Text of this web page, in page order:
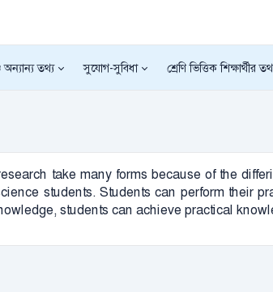
অন্যান্য তথ্য সুযোগ-সুবিধা শ্রেণি ভিত্তিক শিক্ষার্থীর
take many forms because of the
students. Students can perform their
students can achieve practical